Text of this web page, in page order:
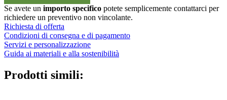
zu
20-
30lt
Kanister
quantità
Se avete un importo specifico potete semplicemente contattarci per
richiedere un preventivo non vincolante.
Richiesta di offerta
Condizioni di consegna e di pagamento
Servizi e personalizzazione
Guida ai materiali e alla sostenibilità
Prodotti simili: